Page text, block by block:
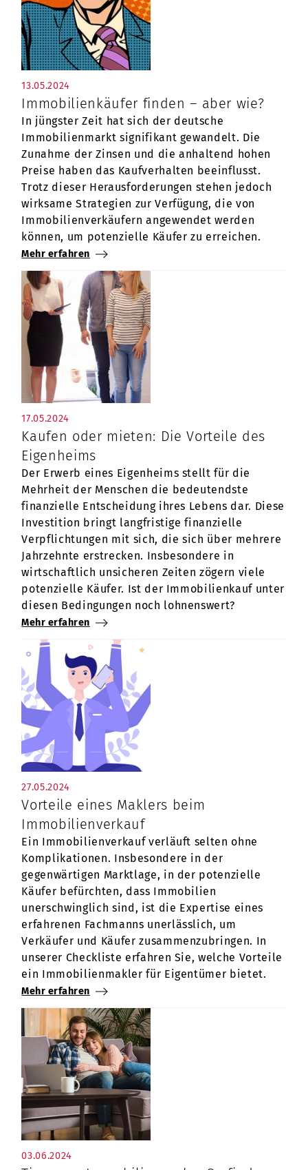
13.05.2024
Immobilienkäufer finden – aber wie?
In jüngster Zeit hat sich der deutsche
Immobilienmarkt signifikant gewandelt. Die
Zunahme der Zinsen und die anhaltend hohen
Preise haben das Kaufverhalten beeinflusst.
Trotz dieser Herausforderungen stehen jedoch
wirksame Strategien zur Verfügung, die von
Immobilienverkäufern angewendet werden
können, um potenzielle Käufer zu erreichen.
Mehr erfahren
17.05.2024
Kaufen oder mieten: Die Vorteile des
Eigenheims
Der Erwerb eines Eigenheims stellt für die
Mehrheit der Menschen die bedeutendste
finanzielle Entscheidung ihres Lebens dar. Diese
Investition bringt langfristige finanzielle
Verpflichtungen mit sich, die sich über mehrere
Jahrzehnte erstrecken. Insbesondere in
wirtschaftlich unsicheren Zeiten zögern viele
potenzielle Käufer. Ist der Immobilienkauf unter
diesen Bedingungen noch lohnenswert?
Mehr erfahren
27.05.2024
Vorteile eines Maklers beim
Immobilienverkauf
Ein Immobilienverkauf verläuft selten ohne
Komplikationen. Insbesondere in der
gegenwärtigen Marktlage, in der potenzielle
Käufer befürchten, dass Immobilien
unerschwinglich sind, ist die Expertise eines
erfahrenen Fachmanns unerlässlich, um
Verkäufer und Käufer zusammenzubringen. In
unserer Checkliste erfahren Sie, welche Vorteile
ein Immobilienmakler für Eigentümer bietet.
Mehr erfahren
03.06.2024